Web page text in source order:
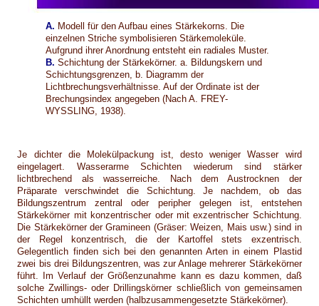
A. Modell für den Aufbau eines Stärkekorns. Die
einzelnen Striche symbolisieren Stärkemoleküle.
Aufgrund ihrer Anordnung entsteht ein radiales Muster.
B. Schichtung der Stärkekörner. a. Bildungskern und
Schichtungsgrenzen, b. Diagramm der
Lichtbrechungsverhältnisse. Auf der Ordinate ist der
Brechungsindex angegeben (Nach A. FREY-
WYSSLING, 1938).
Je dichter die Molekülpackung ist, desto weniger Wasser wird
eingelagert. Wasserarme Schichten wiederum sind stärker
lichtbrechend als wasserreiche. Nach dem Austrocknen der
Präparate verschwindet die Schichtung. Je nachdem, ob das
Bildungszentrum zentral oder peripher gelegen ist, entstehen
Stärkekörner mit konzentrischer oder mit exzentrischer Schichtung.
Die Stärkekörner der Gramineen (Gräser: Weizen, Mais usw.) sind in
der Regel konzentrisch, die der Kartoffel stets exzentrisch.
Gelegentlich finden sich bei den genannten Arten in einem Plastid
zwei bis drei Bildungszentren, was zur Anlage mehrerer Stärkekörner
führt. Im Verlauf der Größenzunahme kann es dazu kommen, daß
solche Zwillings- oder Drillingskörner schließlich von gemeinsamen
Schichten umhüllt werden (halbzusammengesetzte Stärkekörner).